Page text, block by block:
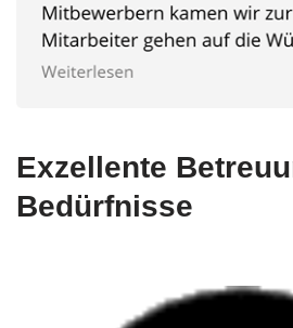
Exzellente
Bedürfnisse